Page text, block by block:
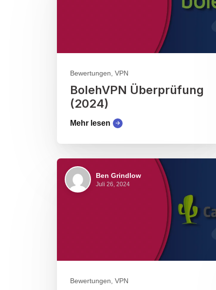
Bewertungen, VPN
BolehVPN Überprüfung
(2024)
Mehr lesen
Ben Grindlow
Juli 26, 2024
Bewertungen, VPN